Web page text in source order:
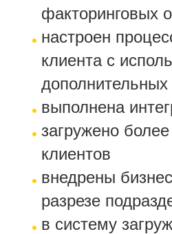
факторинговых
настроен
клиента с
дополнительных
выполнена
загружено
клиентов
внедрены
разрезе
в систему